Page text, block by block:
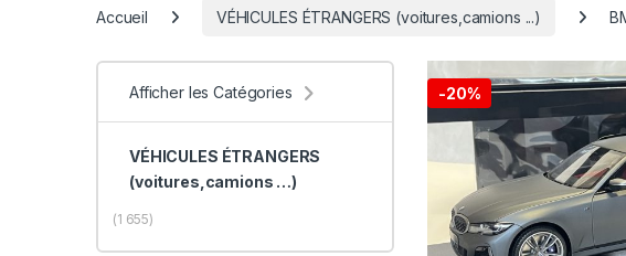
Accueil VÉHICULES ÉTRANGERS (voitures,camions ...)
-20%
Afficher les Catégories
VÉHICULES ÉTRANGERS
(voitures,camions …)
(1 655)